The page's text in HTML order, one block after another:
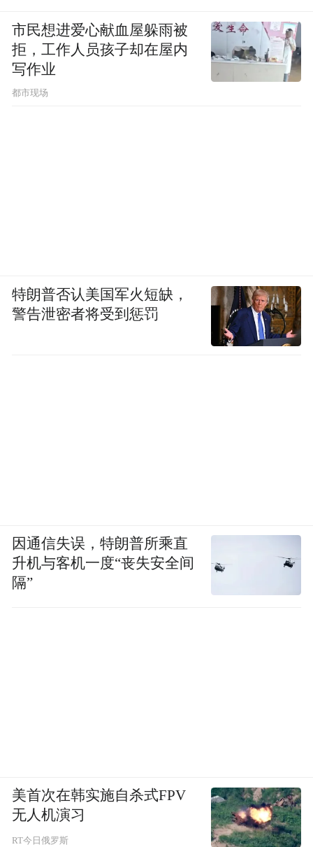
市民想进爱心献血屋躲雨被
拒，工作人员孩子却在屋内
写作业
都市现场
特朗普否认美国军火短缺，
警告泄密者将受到惩罚
因通信失误，特朗普所乘直
升机与客机一度“丧失安全间
隔”
美首次在韩实施自杀式FPV
无人机演习
RT今日俄罗斯